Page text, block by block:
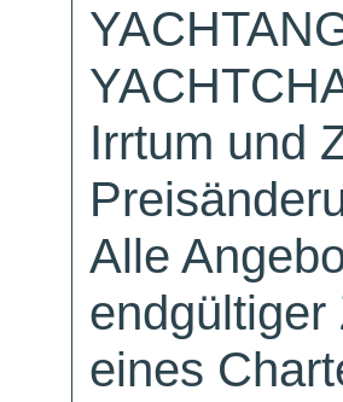
Irrtum und
Alle
eines